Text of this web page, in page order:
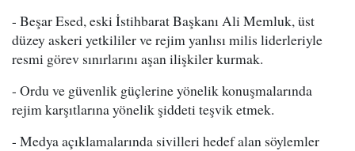
- Beşar Esed, eski İstihbarat Başkanı Ali Memluk, üst
düzey askeri yetkililer ve rejim yanlısı milis liderleriyle
resmi görev sınırlarını aşan ilişkiler kurmak.
- Ordu ve güvenlik güçlerine yönelik konuşmalarında
rejim karşıtlarına yönelik şiddeti teşvik etmek.
- Medya açıklamalarında sivilleri hedef alan söylemler